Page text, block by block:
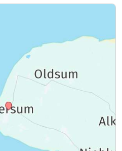
384,00 €